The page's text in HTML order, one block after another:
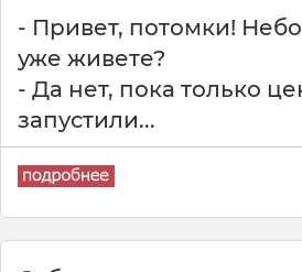
- Привет, потомки!
уже живете?
- Да нет, пока только
запустили...